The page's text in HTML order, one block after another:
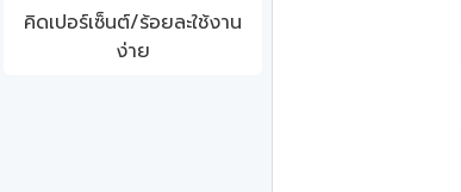
คิดเปอร์เซ็นต์/ร้อยละใช้งาน
ง่าย